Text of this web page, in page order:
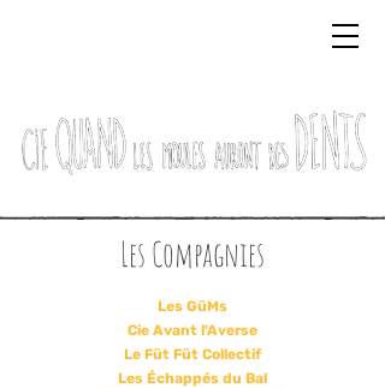
Les Compagnies
Les GüMs
Cie Avant l'Averse
Le Füt Füt Collectif
Les Échappés du Bal